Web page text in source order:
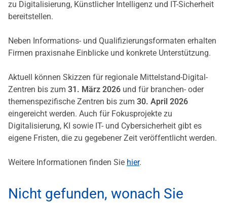
zu Digitalisierung, Künstlicher Intelligenz und IT-Sicherheit
bereitstellen.
Neben Informations- und Qualifizierungsformaten erhalten
Firmen praxisnahe Einblicke und konkrete Unterstützung.
Aktuell können Skizzen für regionale Mittelstand-Digital-
Zentren bis zum 31. März 2026 und für branchen- oder
themenspezifische Zentren bis zum 30. April 2026
eingereicht werden. Auch für Fokusprojekte zu
Digitalisierung, KI sowie IT- und Cybersicherheit gibt es
eigene Fristen, die zu gegebener Zeit veröffentlicht werden.
Weitere Informationen finden Sie hier.
Nicht gefunden, wonach Sie